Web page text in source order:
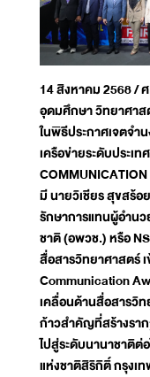
14 สิงหาคม 2568 /
อุดมศึกษา วิทยาศาส
ในพิธีประกาศเจตจำ
เครือข่ายระดับประเ
มี นายวิเชียร สุขสร้อ
รักษาการแทนผู้อำน
ชาติ (อพวช.) หรือ
สื่อสารวิทยาศาสตร์
Communication
เคลื่อนด้านสื่อสารวิท
ก้าวสำคัญที่สร้างรา
ไปสู่ระดับนานาชาติต่
แห่งชาติสิริกิติ์ กรุงเ